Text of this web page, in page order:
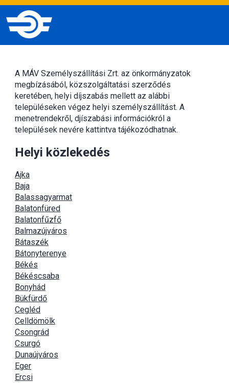
A MÁV Személyszállítási Zrt. az önkormányzatok
megbízásából, közszolgáltatási szerződés
keretében, helyi díjszabás mellett az alábbi
településeken végez helyi személyszállítást. A
menetrendekről, djíszabási információkról a
települések nevére kattintva tájékozódhatnak.
Helyi közlekedés
Ajka
Baja
Balassagyarmat
Balatonfüred
Balatonfűzfő
Balmazújváros
Bátaszék
Bátonyterenye
Békés
Békéscsaba
Bonyhád
Bükfürdő
Cegléd
Celldömölk
Csongrád
Csurgó
Dunaújváros
Eger
Ercsi